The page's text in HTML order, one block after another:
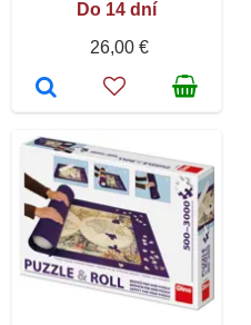
Do 14 dní
26,00 €